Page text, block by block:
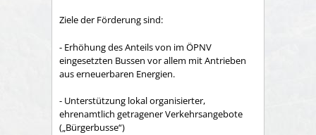
Ziele der Förderung sind:
- Erhöhung des Anteils von im ÖPNV
eingesetzten Bussen vor allem mit Antrieben
aus erneuerbaren Energien.
- Unterstützung lokal organisierter,
ehrenamtlich getragener Verkehrsangebote
(„Bürgerbusse“)